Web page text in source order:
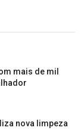
mais de mil
nova limpeza